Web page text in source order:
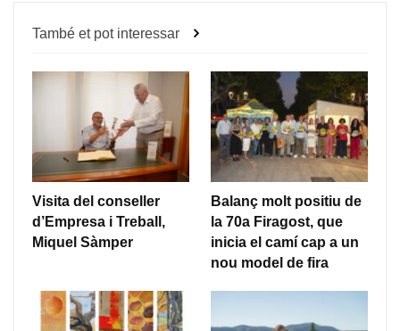
També et pot interessar
Visita del conseller
d’Empresa i Treball,
Miquel Sàmper
Balanç molt positiu de
la 70a Firagost, que
inicia el camí cap a un
nou model de fira